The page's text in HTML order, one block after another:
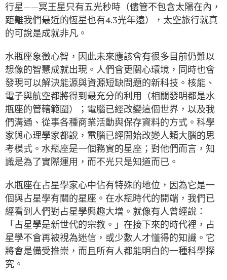
行星——冥王星只有五光秒時（儘管不包含太陽在內，
距離我們最近的恆星也有4.3光年遠），太空旅行就真
的可說是成就非凡。
水瓶座象徵心智，因此未來應該會有很多目前仍難以
想像的智慧成就出現。人們會更關心環境，同時也會
發現可以解決能源與資源短缺問題的新科技。核能、
電子與航空都將得到最充分的利用（相關發明都是水
瓶座的管轄範圍）；電腦已經改變這個世界，以及我
們溝通、從事各種商業活動與保存資料的方式。科學
家與心理學家都說，電腦已經開始改變人類大腦的思
考模式。水瓶座是一個務實的星座；對他們而言，知
識是為了實際運用，而不光只是知道而已。
水瓶座在占星學家心中佔有特殊的地位，因為它是一
個與占星學有關的星座。在水瓶時代的開端，我們已
經看到人們對占星學興趣大增。就像有人曾經說：
「占星學是新世代的宗教。」在接下來的時代裡，占
星學不會再被視為迷信，或少數人才懂得的知識。它
將會是備受推崇，而且所有人都能明白的一種科學探
究。